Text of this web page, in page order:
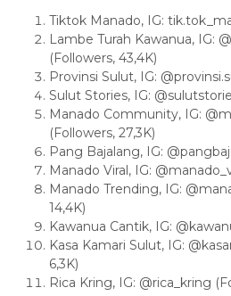
Tiktok Manado, IG:
Lambe Turah Kawanua, IG:
(Followers, 43,4K)
Provinsi Sulut, IG:
Sulut Stories, IG:
Manado Community, IG:
(Followers, 27,3K)
Pang Bajalang, IG:
Manado Viral, IG:
Manado Trending, IG:
14,4K)
Kawanua Cantik, IG:
Kasa Kamari Sulut, IG:
6,3K)
Rica Kring, IG: @rica_kring